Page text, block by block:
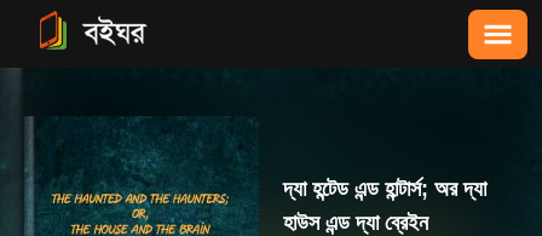
দ্যা হন্টেড এন্ড হান্টার্স; অর দ্যা
হাউস এন্ড দ্যা ব্রেইন